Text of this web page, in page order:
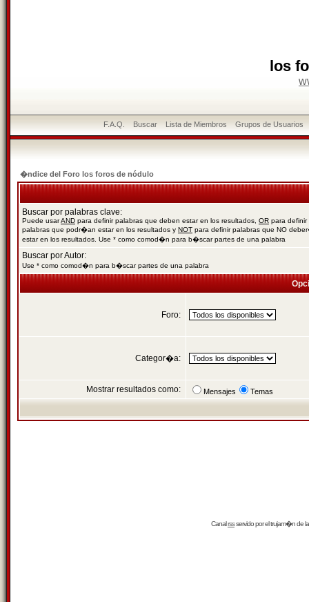
los
F.A.Q. Buscar Lista de Miembros Grupos de Usuarios
�ndice del Foro los foros de nódulo
Buscar por palabras clave:
Puede usarAND para definir palabras que deben estar en los resultados, OR para definir
palabras que podr�an estar en los resultados y NOT para definir palabras que NO
estar en los resultados. Use * como comod�n para b�scar partes de una palabra
Buscar por Autor:
Use * como comod�n para b�scar partes de una palabra
Foro:
Categor�a:
Mostrar resultados como: Mensajes Temas
Canalrssservido por eltrujam�nde